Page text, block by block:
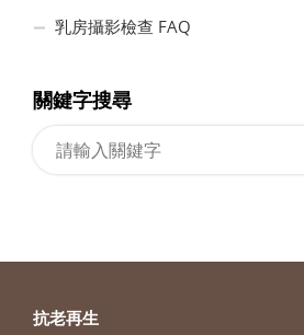
乳房攝影檢查 FAQ
關鍵字搜尋
抗老再生